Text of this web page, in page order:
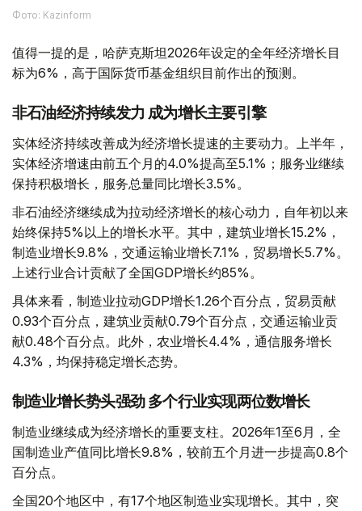
Фото: Kazinform
值得一提的是，哈萨克斯坦2026年设定的全年经济增长目
标为6%，高于国际货币基金组织目前作出的预测。
非石油经济持续发力 成为增长主要引擎
实体经济持续改善成为经济增长提速的主要动力。上半年，
实体经济增速由前五个月的4.0%提高至5.1%；服务业继续
保持积极增长，服务总量同比增长3.5%。
非石油经济继续成为拉动经济增长的核心动力，自年初以来
始终保持5%以上的增长水平。其中，建筑业增长15.2%，
制造业增长9.8%，交通运输业增长7.1%，贸易增长5.7%。
上述行业合计贡献了全国GDP增长约85%。
具体来看，制造业拉动GDP增长1.26个百分点，贸易贡献
0.93个百分点，建筑业贡献0.79个百分点，交通运输业贡
献0.48个百分点。此外，农业增长4.4%，通信服务增长
4.3%，均保持稳定增长态势。
制造业增长势头强劲 多个行业实现两位数增长
制造业继续成为经济增长的重要支柱。2026年1至6月，全
国制造业产值同比增长9.8%，较前五个月进一步提高0.8个
百分点。
全国20个地区中，有17个地区制造业实现增长。其中，突